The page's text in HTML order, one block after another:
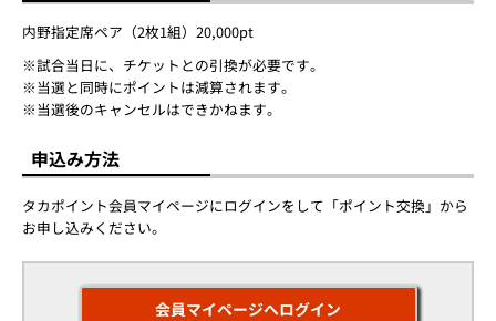
内野指定席ペア（2枚1組）20,000pt
※試合当日に、チケットとの引換が必要です。
※当選と同時にポイントは減算されます。
※当選後のキャンセルはできかねます。
申込み方法
タカポイント会員マイページにログインをして「ポイント交換」から
お申し込みください。
会員マイページへログイン